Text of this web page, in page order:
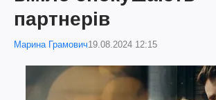
партнерів
Марина Грамович19.08.2024 12:15